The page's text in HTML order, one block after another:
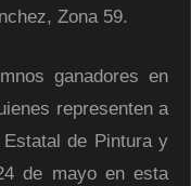
Zona 59.
ganadores en
representen a
de Pintura y
de mayo en esta